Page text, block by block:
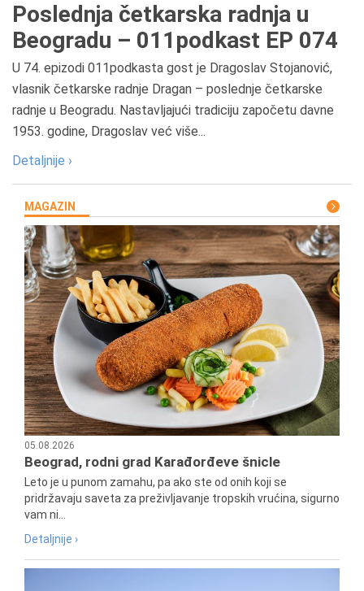
Poslednja četkarska radnja u
Beogradu – 011podkast EP 074
U 74. epizodi 011podkasta gost je Dragoslav Stojanović,
vlasnik četkarske radnje Dragan – poslednje četkarske
radnje u Beogradu. Nastavljajući tradiciju započetu davne
1953. godine, Dragoslav već više...
Detaljnije ›
MAGAZIN
05.08.2026
Beograd, rodni grad Karađorđeve šnicle
Leto je u punom zamahu, pa ako ste od onih koji se
pridržavaju saveta za preživljavanje tropskih vrućina, sigurno
vam ni...
Detaljnije ›